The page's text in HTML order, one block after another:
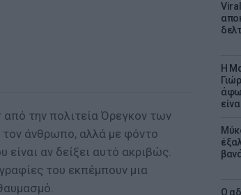
Η
Ο
την πολιτεία Όρεγκον των
άνθρωπο, αλλά με φόντο
είναι αν δείξει αυτό ακριβώς.
του εκπέμπουν μια